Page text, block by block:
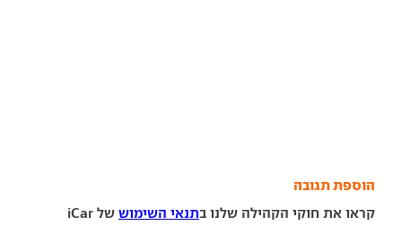
הוספת תגובה
קראו את חוקי הקהילה שלנו בתנאי השימוש של iCar